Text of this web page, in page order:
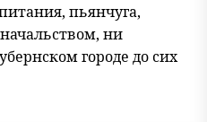
пьянчуга,
ни
городе до сих